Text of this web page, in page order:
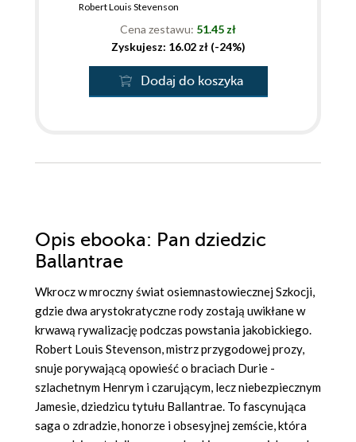
Robert Louis Stevenson
Cena zestawu: 51.45 zł
Zyskujesz: 16.02 zł (-24%)
Dodaj do koszyka
Opis ebooka: Pan dziedzic
Ballantrae
Wkrocz w mroczny świat osiemnastowiecznej Szkocji,
gdzie dwa arystokratyczne rody zostają uwikłane w
krwawą rywalizację podczas powstania jakobickiego.
Robert Louis Stevenson, mistrz przygodowej prozy,
snuje porywającą opowieść o braciach Durie -
szlachetnym Henrym i czarującym, lecz niebezpiecznym
Jamesie, dziedzicu tytułu Ballantrae. To fascynująca
saga o zdradzie, honorze i obsesyjnej zemście, która